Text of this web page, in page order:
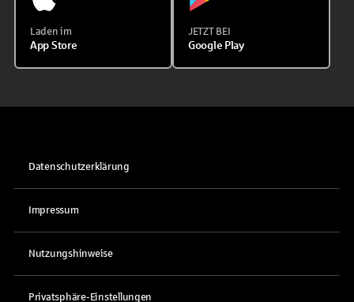
Laden im
App Store
JETZT BEI
Google Play
Datenschutzerklärung
Impressum
Nutzungshinweise
Privatsphäre-Einstellungen